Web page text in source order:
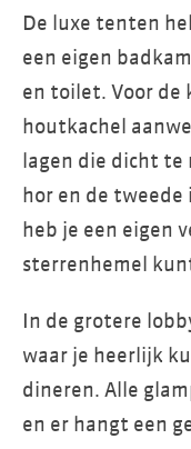
De luxe tenten
een eigen
en toilet. Voor de
houtkachel
lagen die dicht
hor en de tweede
heb je een eigen
sterrenhemel
In de grotere
waar je heerlijk
dineren. Alle
en er hangt een